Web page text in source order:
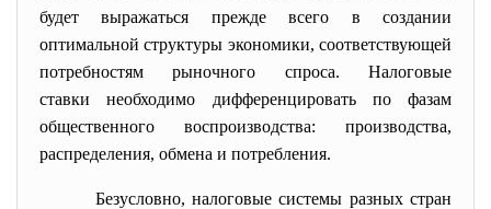
будет выражаться прежде всего в создании
оптимальной структуры экономики, соответствующей
потребностям рыночного спроса. Налоговые
ставкинеобходимо дифференцировать по фазам
общественного воспроизводства: производства,
распределения, обмена и потребления.
Безусловно,налоговые системы разных стран